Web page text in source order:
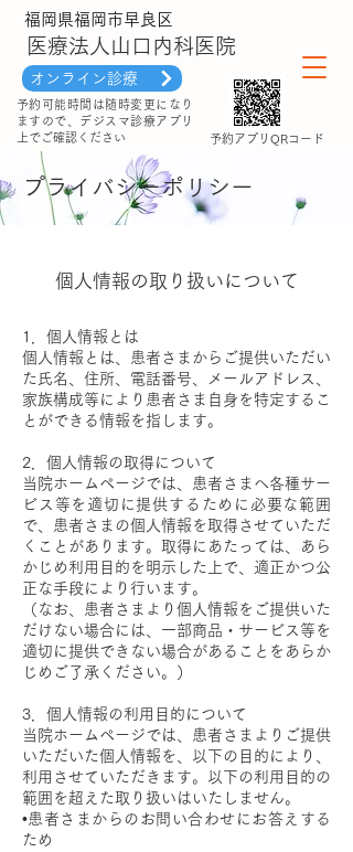
オンライン診療
​予約アプリQRコード
予約可能時間は随時変更になり
ますので、デジスマ診療アプリ
上でご確認ください
福岡県福岡市早良区
医療法人山口内科医院
プライバシーポリシー
個人情報の取り扱いについて
1．個人情報とは
個人情報とは、患者さまからご提供いただい
た氏名、住所、電話番号、メールアドレス、
家族構成等により患者さま自身を特定するこ
とができる情報を指します。
2．個人情報の取得について
当院ホームページでは、患者さまへ各種サー
ビス等を適切に提供するために必要な範囲
で、患者さまの個人情報を取得させていただ
くことがあります。取得にあたっては、あら
かじめ利用目的を明示した上で、適正かつ公
正な手段により行います。
（なお、患者さまより個人情報をご提供いた
だけない場合には、一部商品・サービス等を
適切に提供できない場合があることをあらか
じめご了承ください。）
3．個人情報の利用目的について
当院ホームページでは、患者さまよりご提供
いただいた個人情報を、以下の目的により、
利用させていただきます。以下の利用目的の
範囲を超えた取り扱いはいたしません。
•患者さまからのお問い合わせにお答えする
ため